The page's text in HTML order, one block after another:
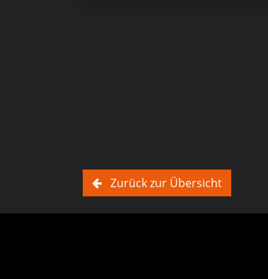
Zurück zur Übersicht